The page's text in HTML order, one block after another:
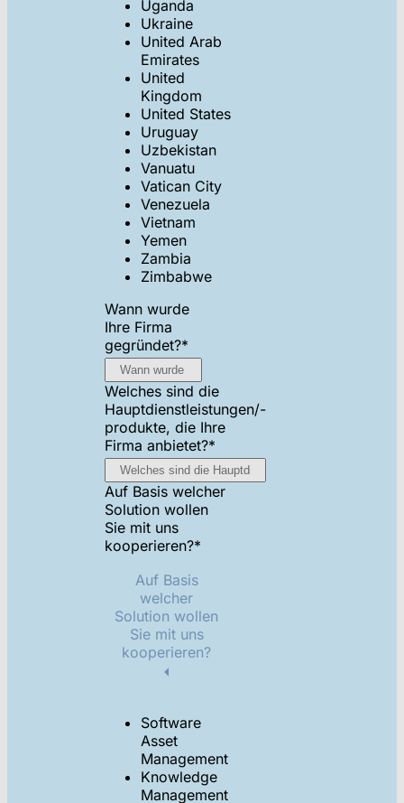
Uganda
Ukraine
United Arab
Emirates
United
Kingdom
United States
Uruguay
Uzbekistan
Vanuatu
Vatican City
Venezuela
Vietnam
Yemen
Zambia
Zimbabwe
Wann wurde
Ihre Firma
gegründet?*
Welches sind die
Hauptdienstleistungen/-
produkte, die Ihre
Firma anbietet?*
Auf Basis welcher
Solution wollen
Sie mit uns
kooperieren?*
Auf Basis
welcher
Solution wollen
Sie mit uns
kooperieren?
Software
Asset
Management
Knowledge
Management